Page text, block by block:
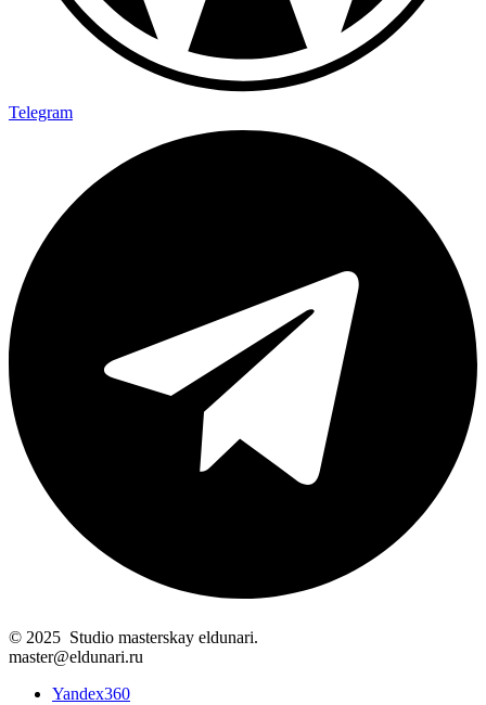
Telegram
© 2025 Studio masterskay eldunari.
master@eldunari.ru
Yandex360